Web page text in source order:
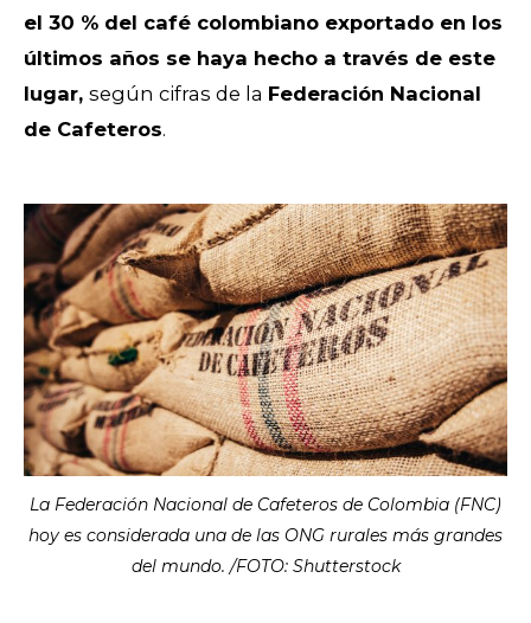
el 30 % del café colombiano exportado en los
últimos años se haya hecho a través de este
lugar, según cifras de la Federación Nacional
de Cafeteros.
La Federación Nacional de Cafeteros de Colombia (FNC)
hoy es considerada una de las ONG rurales más grandes
del mundo. /FOTO: Shutterstock